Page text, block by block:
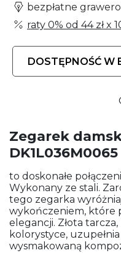
bezpłatne
raty 0% od 44 złx
DOSTĘPNOŚĆ W
Zegarek
DK1L036M0065
to doskonałe
Wykonany ze stali.
tego zegarka
wykończeniem, które
elegancji. Złota
kolorystyce,
wysmakowaną